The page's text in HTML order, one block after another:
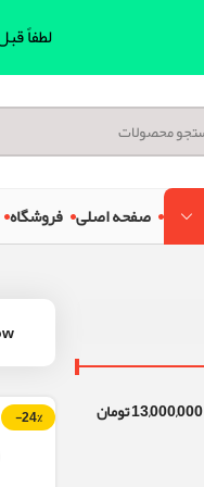
صفحه اصلی فروشگاه
13,000,000 تومان -24%
لطفاً